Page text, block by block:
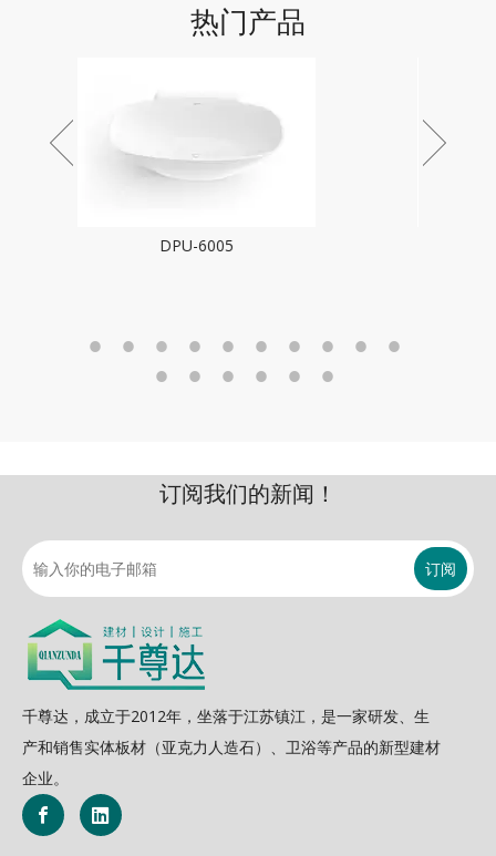
热门产品
DPU-6003
订阅我们的新闻！
订阅
千尊达，成立于2012年，坐落于江苏镇江，是一家研发、生
产和销售实体板材（亚克力人造石）、卫浴等产品的新型建材
企业。